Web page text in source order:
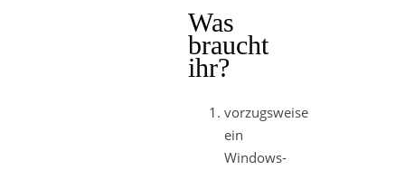
Was
braucht
ihr?
vorzugsweise
ein
Windows-